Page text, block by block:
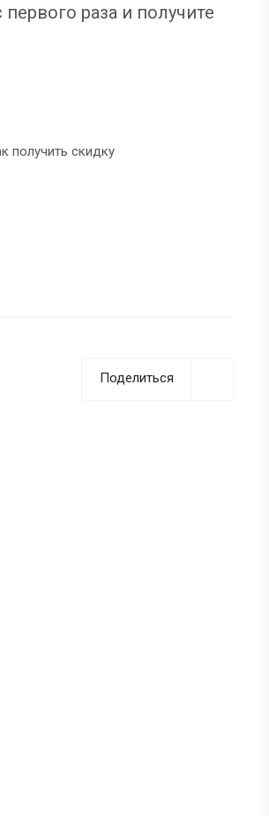
раза и получите
Поделиться